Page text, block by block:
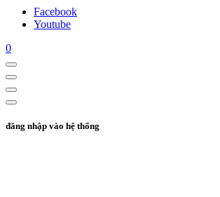
Facebook
Youtube
0
đăng nhập vào hệ thống